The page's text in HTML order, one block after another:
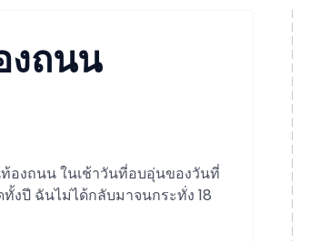
งถนน
งถนน ในเช้าวันที่อบอุ่นของวันที่
งปี ฉันไม่ได้กลับมาจนกระทั่ง 18